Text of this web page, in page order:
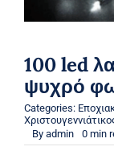
100 led
ψυχρό
Categories:
By admin 0 min